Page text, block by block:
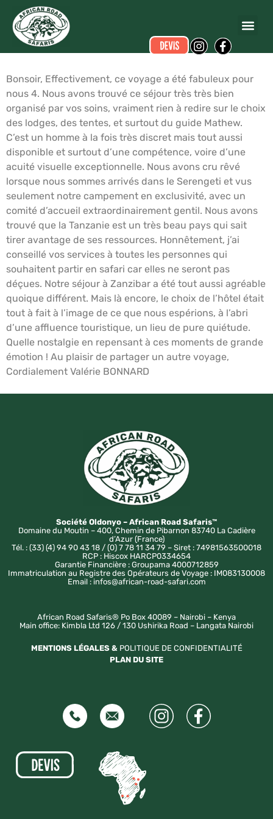
Valérie BONNARD
Dates du voyage : du 04/10/2008 au 17/10/2008
Bonsoir, Effectivement, ce voyage a été fabuleux pour
nous 4. Nous avons trouvé ce séjour très très bien
organisé par vos soins, vraiment rien à redire sur le choix
des lodges, des tentes, et surtout du guide Mathew.
C’est un homme à la fois très discret mais tout aussi
disponible et surtout d’une compétence, voire d’une
acuité visuelle exceptionnelle. Nous avons cru rêvé
lorsque nous sommes arrivés dans le Serengeti et vus
seulement notre campement en exclusivité, avec un
comité d’accueil extraordinairement gentil. Nous avons
trouvé que la Tanzanie est un très beau pays qui sait
tirer avantage de ses ressources. Honnêtement, j’ai
conseillé vos services à toutes les personnes qui
souhaitent partir en safari car elles ne seront pas
déçues. Notre séjour à Zanzibar a été tout aussi agréable
quoique différent. Mais là encore, le choix de l’hôtel était
tout à fait à l’image de ce que nous espérions, à l’abri
d’une affluence touristique, un lieu de pure quiétude.
Quelle nostalgie en repensant à ces moments de grande
émotion ! Au plaisir de partager un autre voyage,
Cordialement Valérie BONNARD
Société Oldonyo – African Road Safaris™
Domaine du Moutin – 400, Chemin de Pibarnon 83740 La Cadière
d’Azur (France)
Tél. : (33) (4) 94 90 43 18 / (0) 7 78 11 34 79 – Siret : 74981563500018
RCP : Hiscox HARCP0334654
Garantie Financière : Groupama 4000712859
Immatriculation au Registre des Opérateurs de Voyage : IM083130008
Email : infos@african-road-safari.com
African Road Safaris® Po Box 40089 – Nairobi – Kenya
Main office: Kimbla Ltd 126 / 130 Ushirika Road – Langata Nairobi
MENTIONS LÉGALES & POLITIQUE DE CONFIDENTIALITÉ
PLAN DU SITE